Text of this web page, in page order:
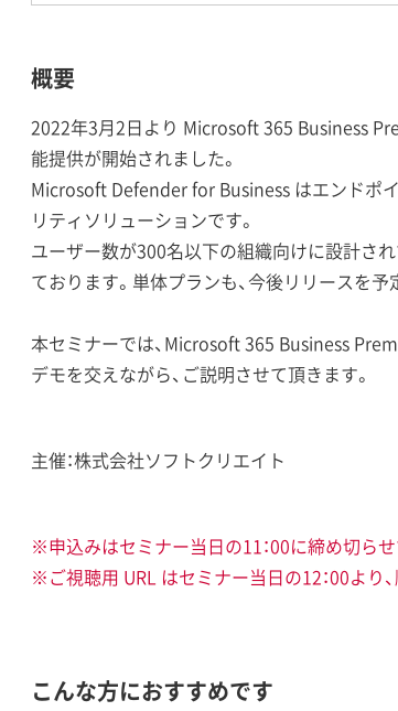
概要
2022年3月2日より Microsoft 365 Business
能提供が開始されました。
Microsoft Defender for Business はエンドポ
リティソリューションです。
ユーザー数が300名以下の組織向けに設計さ
ております。単体プランも、今後リリースを予
本セミナーでは、Microsoft 365 Business
デモを交えながら、ご説明させて頂きます。
主催：株式会社ソフトクリエイト
※申込みはセミナー当日の11：00に締め切らせ
※ご視聴用 URL はセミナー当日の12：00より
こんな方におすすめです